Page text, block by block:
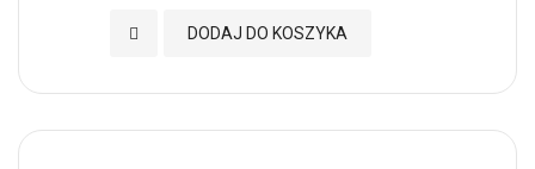
DODAJ DO KOSZYKA
Dodaj do Ulubionych